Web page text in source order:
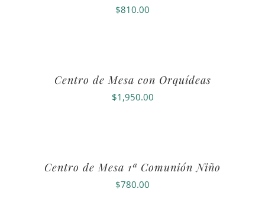
$810.00
Centro de Mesa con Orquídeas
$1,950.00
Centro de Mesa 1ª Comunión Niño
$780.00